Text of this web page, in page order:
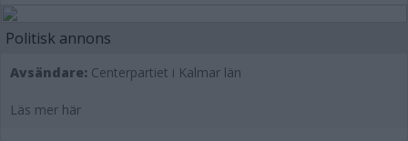
Politisk annons
Avsändare: Centerpartiet i Kalmar län
Läs mer här